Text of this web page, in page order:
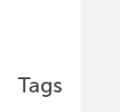
Tags